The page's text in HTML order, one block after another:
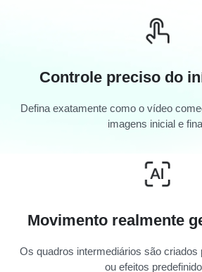
Controle preciso do
Defina exatamente como o vídeo
imagens inicial e
Movimento realmente
Os quadros intermediários são criados
ou efeitos